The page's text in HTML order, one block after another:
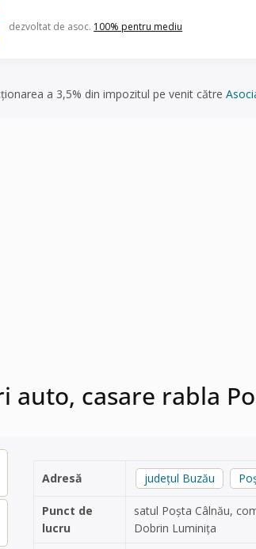
dezvoltat de asoc. 100% pentru mediu
a 3,5% din impozitul pe venit către
auto, casare rabla
Adresă județul Buzău
Punct de
lucru
satul Poșta Câlnău,
Dobrin Luminița